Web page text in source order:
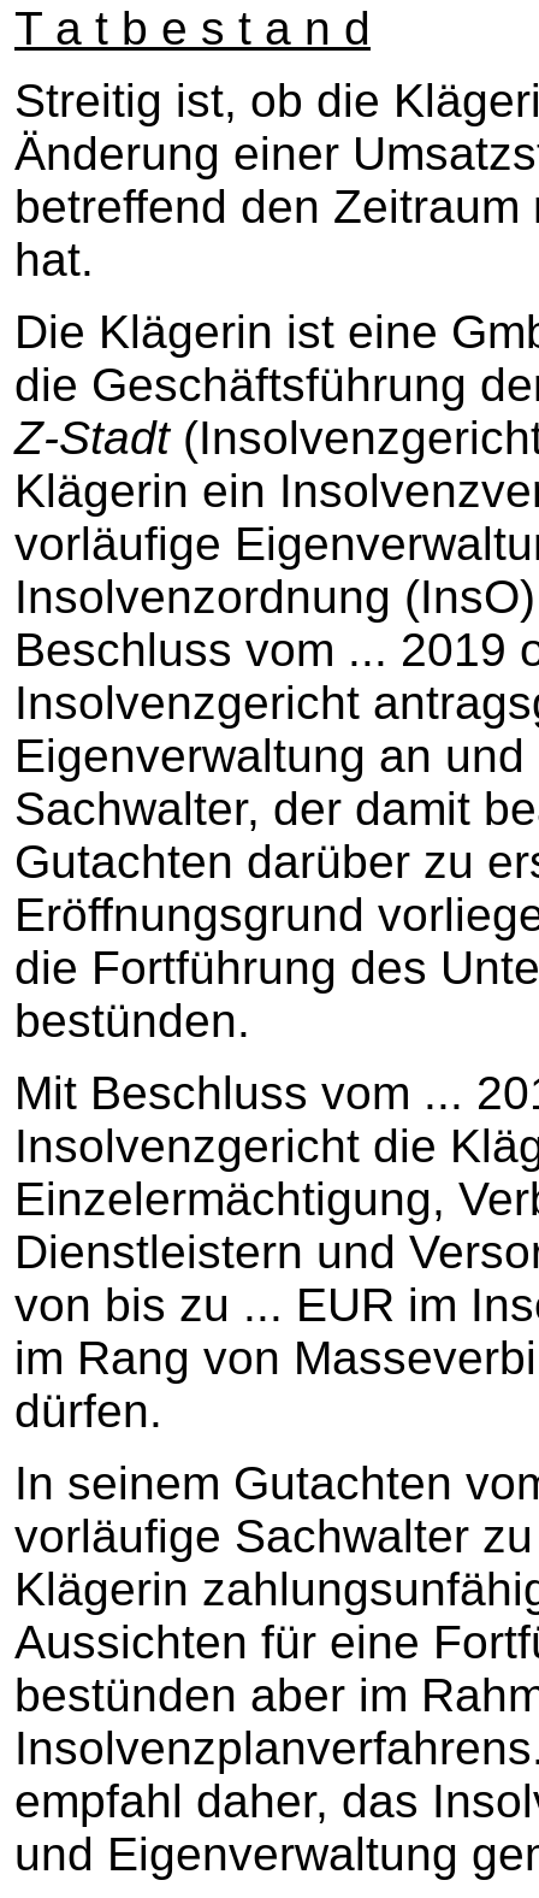
T a t b e s t a n d
Streitig ist, ob die
Änderung einer
betreffend den
hat.
Die Klägerin ist eine
die Geschäftsführung
Z-Stadt
Klägerin ein
vorläufige
Insolvenzordnung
Beschluss vom ... 2019
Insolvenzgericht
Eigenverwaltung an
Sachwalter, der damit
Gutachten darüber zu
Eröffnungsgrund
die Fortführung des
bestünden.
Mit Beschluss vom ...
Insolvenzgericht die
Einzelermächtigung,
Dienstleistern und
von bis zu ... EUR im
im Rang von
dürfen.
In seinem Gutachten
vorläufige Sachwalter
Klägerin
Aussichten für eine
bestünden aber im
empfahl daher, das
und Eigenverwaltung